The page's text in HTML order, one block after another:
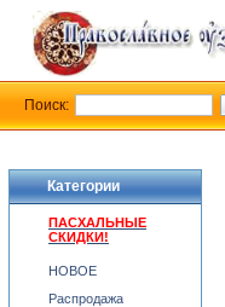
Категории
ПАСХАЛЬНЫЕ
СКИДКИ!
НОВОЕ
Распродажа
Поиск: